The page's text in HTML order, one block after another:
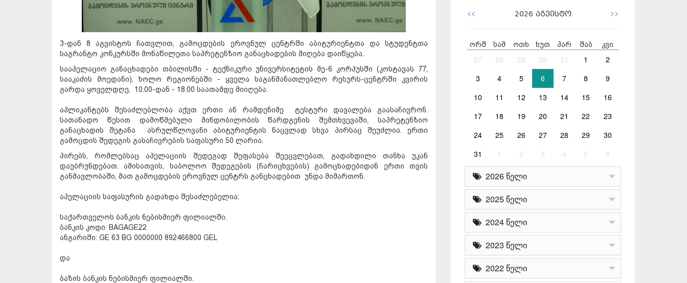
3-დან 8 აგვისტოს ჩათვლით, გამოცდების ეროვნულ ცენტრში აბიტურიენტთა და სტუდენტთა
საგრანტო კონკურსში მონაწილეთა საპრეტენზიო განაცხადების მიღება დაიწყება.
სააპელაციო განაცხადები თბილისში - ტექნიკური უნივერსიტეტის მე-6 კორპუსში (კოსტავას 77,
სააკაძის მოედანი), ხოლო რეგიონებში - ყველა საგანმანათლებლო რესურს-ცენტრში კვირის
გარდა ყოველდღე, 10.00-დან - 18.00 საათამდე მიიღება.
აპლიკანტებს შესაძლებლობა აქვთ ერთი ან რამდენიმე ტესტური დავალება გაასაჩივრონ.
სათანადო წესით დამოწმებული მინდობილობის წარდგენის შემთხვევაში, საპრეტენზიო
განაცხადის შეტანა ასრულწლოვანი აბიტურიენტის ნაცვლად სხვა პირსაც შეუძლია. ერთი
გამოცდის შედეგის გასაჩივრების საფასური 50 ლარია.
პირებს, რომლებსაც აპელაციის შედეგად შეფასება შეეცვლებათ, გადახდილი თანხა უკან
დაუბრუნდებათ. ამისათვის, საბოლოო შედეგების (ჩარიცხვების) გამოცხადებიდან ერთი თვის
განმავლობაში, მათ გამოცდების ეროვნულ ცენტრს განცხადებით უნდა მიმართონ.
აპელაციის საფასურის გადახდა შესაძლებელია:
საქართველოს ბანკის ნებისმიერ ფილიალში.
ბანკის კოდი: BAGAGE22
ანგარიში: GE 63 BG 0000000 892466800 GEL
და
ბაზის ბანკის ნებისმიერ ფილიალში.
<< 2026 აგვისტო >>
ორშ სამ ოთხ ხუთ პარ შაბ კვი
27 28 29 30 31 1
2
3
4 5 6 7 8
9
10
11 12 13 14 15
16
17
18 19 20 21 22
23
24
25 26 27 28 29
30
31
1 2 3 4 5 6
2026 წელი
2025 წელი
2024 წელი
2023 წელი
2022 წელი